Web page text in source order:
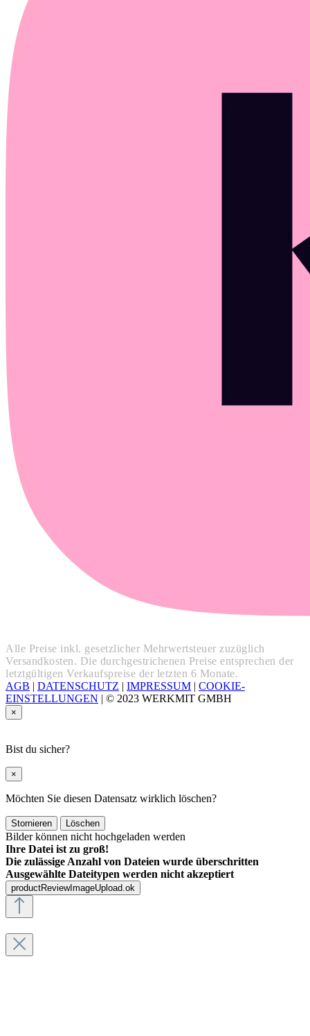
Alle Preise inkl. gesetzlicher Mehrwertsteuer zuzüglich
Versandkosten. Die durchgestrichenen Preise entsprechen der
letztgültigen Verkaufspreise der letzten 6 Monate.
AGB | DATENSCHUTZ | IMPRESSUM | COOKIE-
EINSTELLUNGEN | © 2023 WERKMIT GMBH
×
Bist du sicher?
×
Möchten Sie diesen Datensatz wirklich löschen?
Stornieren Löschen
Bilder können nicht hochgeladen werden
Ihre Datei ist zu groß!
Die zulässige Anzahl von Dateien wurde überschritten
Ausgewählte Dateitypen werden nicht akzeptiert
productReviewImageUpload.ok